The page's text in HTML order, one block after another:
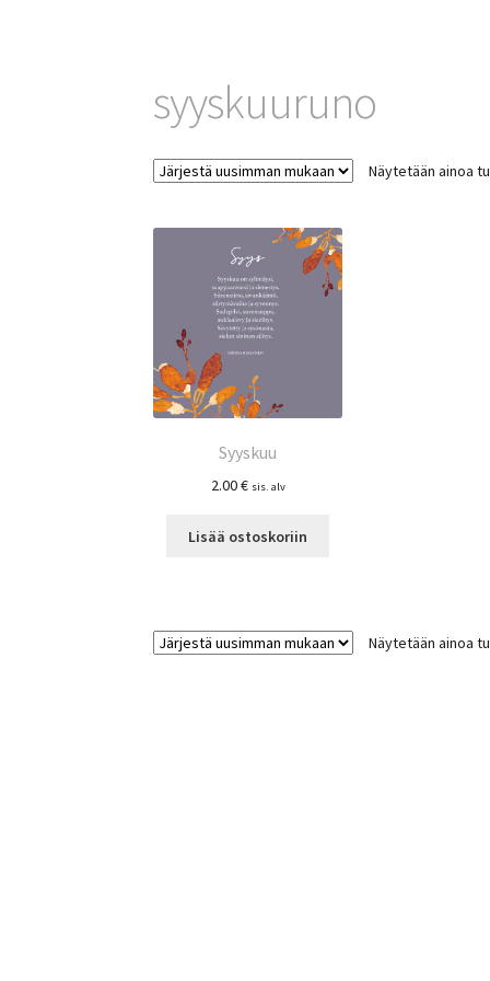
syyskuuruno
Näytetään ainoa
Syyskuu
2.00€ sis. alv
Lisää ostoskoriin
Näytetään ainoa